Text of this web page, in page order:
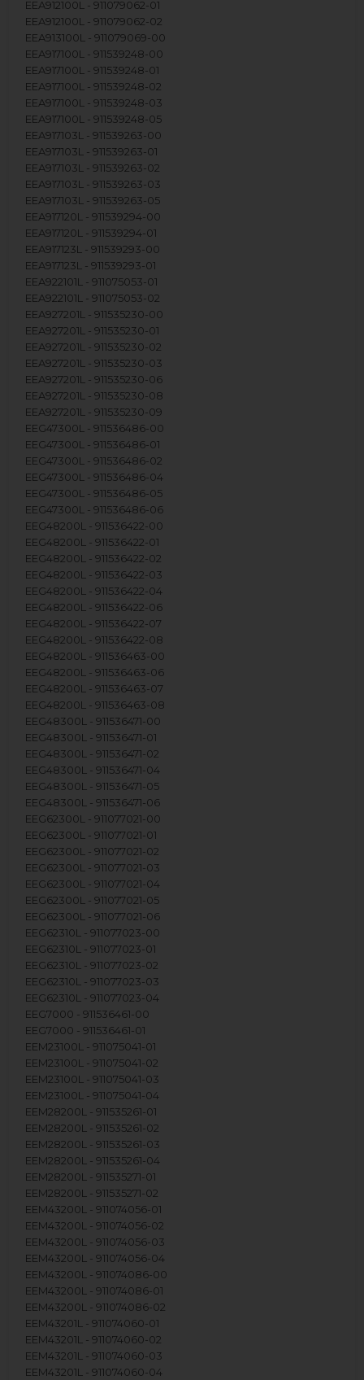
EEA912100L - 911079062-01
EEA912100L - 911079062-02
EEA913100L - 911079069-00
EEA917100L - 911539248-00
EEA917100L - 911539248-01
EEA917100L - 911539248-02
EEA917100L - 911539248-03
EEA917100L - 911539248-05
EEA917103L - 911539263-00
EEA917103L - 911539263-01
EEA917103L - 911539263-02
EEA917103L - 911539263-03
EEA917103L - 911539263-05
EEA917120L - 911539294-00
EEA917120L - 911539294-01
EEA917123L - 911539293-00
EEA917123L - 911539293-01
EEA922101L - 911075053-01
EEA922101L - 911075053-02
EEA927201L - 911535230-00
EEA927201L - 911535230-01
EEA927201L - 911535230-02
EEA927201L - 911535230-03
EEA927201L - 911535230-06
EEA927201L - 911535230-08
EEA927201L - 911535230-09
EEG47300L - 911536486-00
EEG47300L - 911536486-01
EEG47300L - 911536486-02
EEG47300L - 911536486-04
EEG47300L - 911536486-05
EEG47300L - 911536486-06
EEG48200L - 911536422-00
EEG48200L - 911536422-01
EEG48200L - 911536422-02
EEG48200L - 911536422-03
EEG48200L - 911536422-04
EEG48200L - 911536422-06
EEG48200L - 911536422-07
EEG48200L - 911536422-08
EEG48200L - 911536463-00
EEG48200L - 911536463-06
EEG48200L - 911536463-07
EEG48200L - 911536463-08
EEG48300L - 911536471-00
EEG48300L - 911536471-01
EEG48300L - 911536471-02
EEG48300L - 911536471-04
EEG48300L - 911536471-05
EEG48300L - 911536471-06
EEG62300L - 911077021-00
EEG62300L - 911077021-01
EEG62300L - 911077021-02
EEG62300L - 911077021-03
EEG62300L - 911077021-04
EEG62300L - 911077021-05
EEG62300L - 911077021-06
EEG62310L - 911077023-00
EEG62310L - 911077023-01
EEG62310L - 911077023-02
EEG62310L - 911077023-03
EEG62310L - 911077023-04
EEG7000 - 911536461-00
EEG7000 - 911536461-01
EEM23100L - 911075041-01
EEM23100L - 911075041-02
EEM23100L - 911075041-03
EEM23100L - 911075041-04
EEM28200L - 911535261-01
EEM28200L - 911535261-02
EEM28200L - 911535261-03
EEM28200L - 911535261-04
EEM28200L - 911535271-01
EEM28200L - 911535271-02
EEM43200L - 911074056-01
EEM43200L - 911074056-02
EEM43200L - 911074056-03
EEM43200L - 911074056-04
EEM43200L - 911074086-00
EEM43200L - 911074086-01
EEM43200L - 911074086-02
EEM43201L - 911074060-01
EEM43201L - 911074060-02
EEM43201L - 911074060-03
EEM43201L - 911074060-04